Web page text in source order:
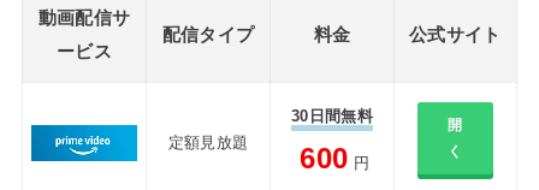
動画配信サ
ービス
配信タイプ 料金 公式サイト
定額見放題
30日間無料
600 円
開
く